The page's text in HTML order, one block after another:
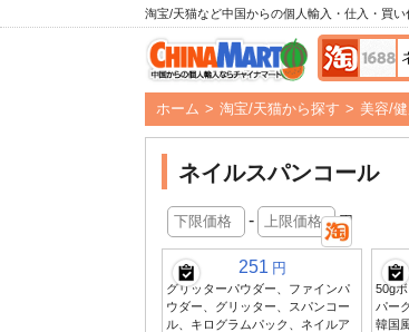
淘宝/天猫など中国からの個人輸入・仕入・買い
ホーム > 淘宝/天猫から探す > 美容/
ネイルスパンコール
- 円
251 円
グリッターパウダー、ファインパ
ウダー、グリッター、スパンコー
ル、キログラムパック、ネイルア
50g
パー
韓国